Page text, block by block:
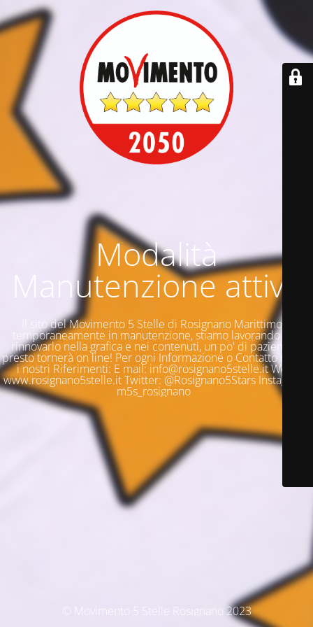
Modalità
Manutenzione attiva
Il sito del Movimento 5 Stelle di Rosignano Marittimo è
temporaneamente in manutenzione, stiamo lavorando per
rinnovarlo nella grafica e nei contenuti, un po' di pazienza e
presto tornerà on line! Per ogni Informazione o Contatto questi
i nostri Riferimenti: E mail: info@rosignano5stelle.it Web:
www.rosignano5stelle.it Twitter: @Rosignano5Stars Instagram:
m5s_rosignano
© Movimento 5 Stelle Rosignano 2023